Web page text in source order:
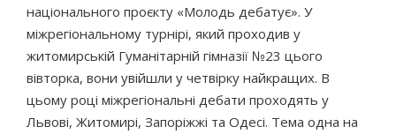
національного проєкту «Молодь дебатує». У
міжрегіональному турнірі, який проходив у
житомирській Гуманітарній гімназії №23 цього
вівторка, вони увійшли у четвірку найкращих. В
цьому році міжрегіональні дебати проходять у
Львові, Житомирі, Запоріжжі та Одесі. Тема одна на